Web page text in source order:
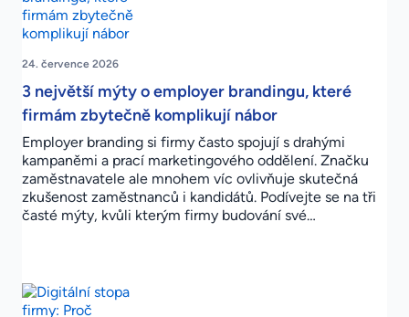
24. července 2026
3 největší mýty o employer brandingu, které
firmám zbytečně komplikují nábor
Employer branding si firmy často spojují s drahými
kampaněmi a prací marketingového oddělení. Značku
zaměstnavatele ale mnohem víc ovlivňuje skutečná
zkušenost zaměstnanců i kandidátů. Podívejte se na tři
časté mýty, kvůli kterým firmy budování své…